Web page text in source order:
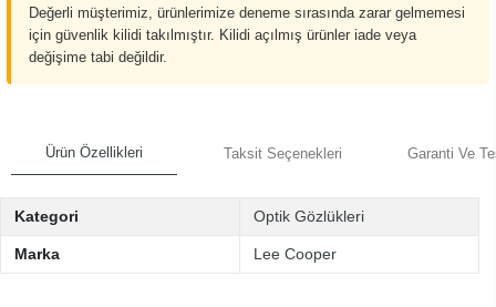
Değerli müşterimiz, ürünlerimize deneme sırasında zarar gelmemesi
için güvenlik kilidi takılmıştır. Kilidi açılmış ürünler iade veya
değişime tabi değildir.
Ürün Özellikleri Taksit Seçenekleri Garanti Ve
Kategori Optik Gözlükleri
Marka Lee Cooper